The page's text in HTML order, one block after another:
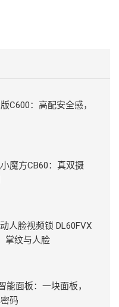
C600：高配安全感，
魔方CB60：真双摄
人脸视频锁 DL60FVX
掌纹与人脸
能面板：一块面板，
码